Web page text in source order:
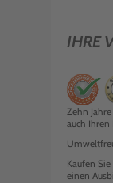
IHRE
Zehn Jahre
auch Ihren
Kaufen
einen